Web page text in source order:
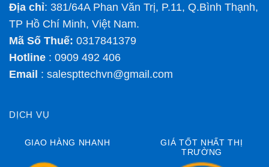
Địa chỉ: 381/64A Phan Văn Trị, P.11, Q.Bình Thạnh,
TP Hồ Chí Minh, Việt Nam.
Mã Số Thuế: 0317841379
Hotline : 0909 492 406
Email : salespttechvn@gmail.com
DỊCH VỤ
GIAO HÀNG NHANH
GIÁ TỐT NHẤT THỊ
TRƯỜNG